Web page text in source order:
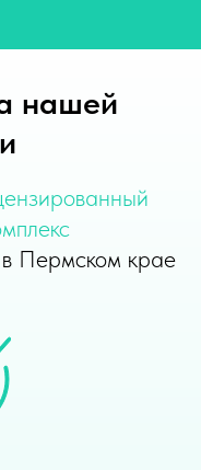
нашей
Пермском крае